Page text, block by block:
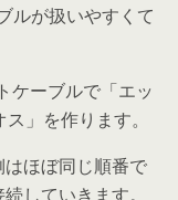
ルが扱いやすくて
ケーブルで「エッ
」を作ります。
ほぼ同じ順番で
していきます。